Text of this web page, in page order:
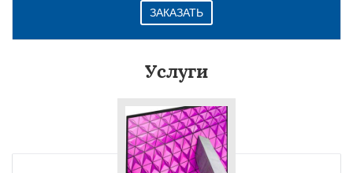
ЗАКАЗАТЬ
Услуги
Даю согласие на обработку персональных данных